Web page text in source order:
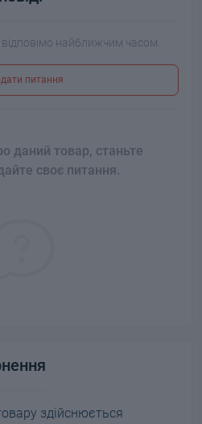
найближчим часом.
питання
даний товар, станьте
своє питання.
здійснюється